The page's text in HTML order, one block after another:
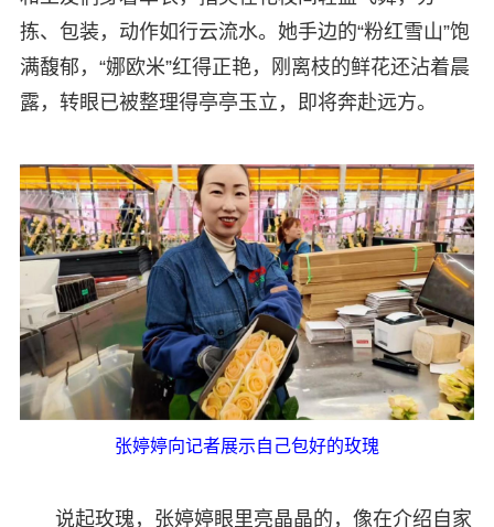
拣、包装，动作如行云流水。她手边的“粉红雪山”饱
满馥郁，“娜欧米”红得正艳，刚离枝的鲜花还沾着晨
露，转眼已被整理得亭亭玉立，即将奔赴远方。
张婷婷向记者展示自己包好的玫瑰
说起玫瑰，张婷婷眼里亮晶晶的，像在介绍自家